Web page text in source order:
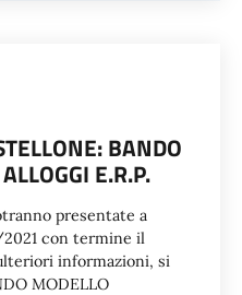
BANDO
E.R.P.
presentate a
con termine il
informazioni, si
MODELLO